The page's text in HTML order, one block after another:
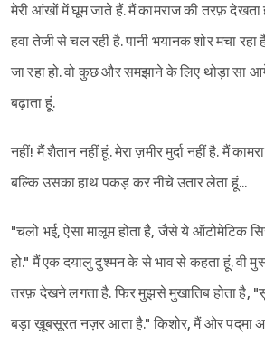
मेरी आंखों में घूम जाते हैं. मैं कामराज की तरफ़ देखता
हवा तेजी से चल रही है. पानी भयानक शोर मचा
जा रहा हो. वो कुछ और समझाने के लिए थोड़ा सा
बढ़ाता हूं.
नहीं! मैं शैतान नहीं हूं. मेरा ज़मीर मुर्दा नहीं है. मैं
बल्कि उसका हाथ पकड़ कर नीचे उतार लेता हूं...
"चलो भई, ऐसा मालूम होता है, जैसे ये ऑटोमेटिक
हो." मैं एक दयालु दुश्मन के से भाव से कहता हूं. वी
तरफ़ देखने लगता है. फिर मुझसे मुखातिब होता है,
बड़ा ख़ूबसूरत नज़र आता है." किशोर, मैं ओर पद्‌मा